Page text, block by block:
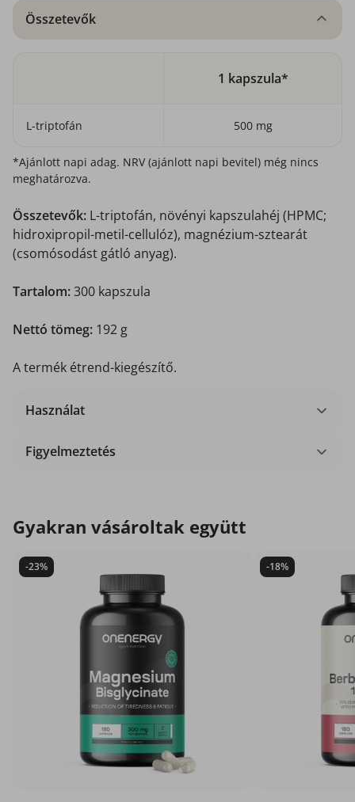
Összetevők
1 kapszula*
L-triptofán 500 mg
*Ajánlott napi adag. NRV (ajánlott napi bevitel) még nincs
meghatározva.
Összetevők: L-triptofán, növényi kapszulahéj (HPMC;
hidroxipropil-metil-cellulóz), magnézium-sztearát
(csomósodást gátló anyag).
Tartalom:300 kapszula
Nettó tömeg: 192 g
A termék étrend-kiegészítő.
Használat
Figyelmeztetés
Gyakran vásároltak együtt
-23% -18%